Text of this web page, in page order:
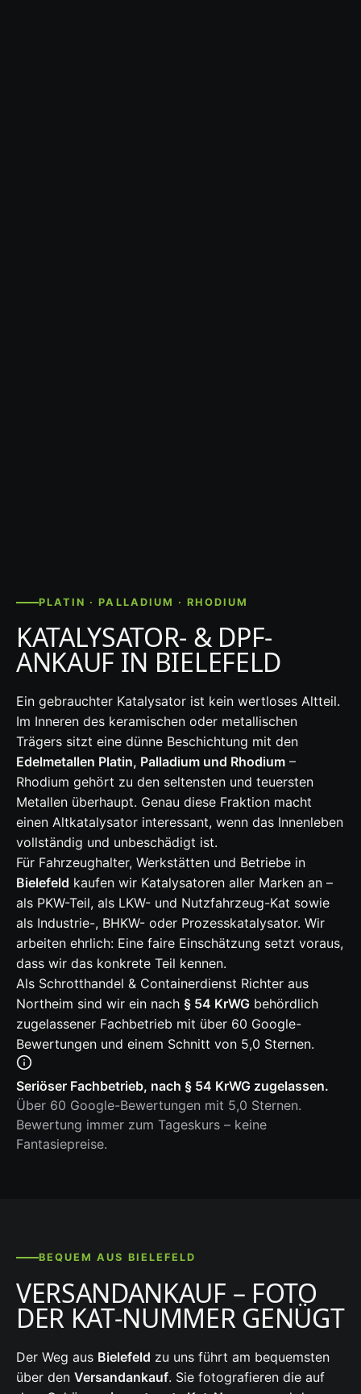
PLATIN · PALLADIUM · RHODIUM
KATALYSATOR- & DPF-
ANKAUF IN BIELEFELD
Ein gebrauchter Katalysator ist kein wertloses Altteil.
Im Inneren des keramischen oder metallischen
Trägers sitzt eine dünne Beschichtung mit den
Edelmetallen Platin, Palladium und Rhodium –
Rhodium gehört zu den seltensten und teuersten
Metallen überhaupt. Genau diese Fraktion macht
einen Altkatalysator interessant, wenn das Innenleben
vollständig und unbeschädigt ist.
Für Fahrzeughalter, Werkstätten und Betriebe in
Bielefeld kaufen wir Katalysatoren aller Marken an –
als PKW-Teil, als LKW- und Nutzfahrzeug-Kat sowie
als Industrie-, BHKW- oder Prozesskatalysator. Wir
arbeiten ehrlich: Eine faire Einschätzung setzt voraus,
dass wir das konkrete Teil kennen.
Als Schrotthandel & Containerdienst Richter aus
Northeim sind wir ein nach § 54 KrWG behördlich
zugelassener Fachbetrieb mit über 60 Google-
Bewertungen und einem Schnitt von 5,0 Sternen.
Seriöser Fachbetrieb, nach § 54 KrWG zugelassen.
Über 60 Google-Bewertungen mit 5,0 Sternen.
Bewertung immer zum Tageskurs – keine
Fantasiepreise.
BEQUEM AUS BIELEFELD
VERSANDANKAUF – FOTO
DER KAT-NUMMER GENÜGT
Der Weg aus Bielefeld zu uns führt am bequemsten
über den Versandankauf. Sie fotografieren die auf